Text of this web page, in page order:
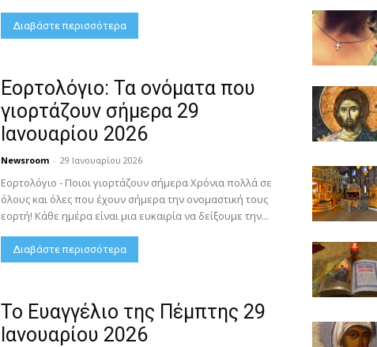
Διαβάστε περισσότερα
Εορτολόγιο: Τα ονόματα που
γιορτάζουν σήμερα 29
Ιανουαρίου 2026
Newsroom - 29 Ιανουαρίου 2026
Εορτολόγιο - Ποιοι γιορτάζουν σήμερα Χρόνια πολλά σε
όλους και όλες που έχουν σήμερα την ονομαστική τους
εορτή! Κάθε ημέρα είναι μια ευκαιρία να δείξουμε την...
Διαβάστε περισσότερα
Το Ευαγγέλιο της Πέμπτης 29
Ιανουαρίου 2026